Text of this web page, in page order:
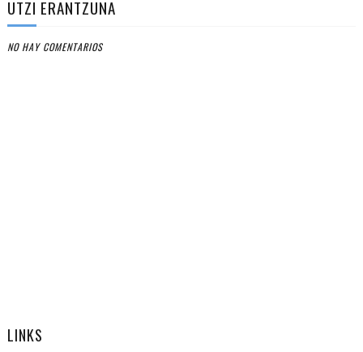
UTZI ERANTZUNA
NO HAY COMENTARIOS
LINKS